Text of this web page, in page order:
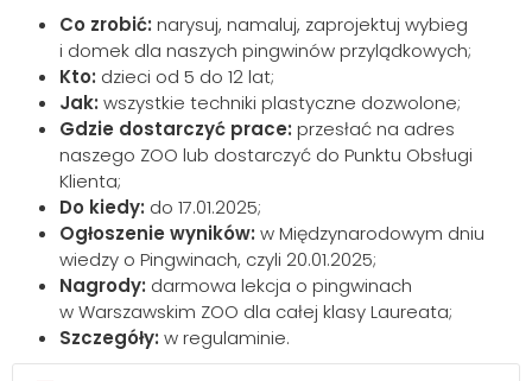
Co zrobić: narysuj, namaluj, zaprojektuj wybieg
i domek dla naszych pingwinów przylądkowych;
Kto: dzieci od 5 do 12 lat;
Jak: wszystkie techniki plastyczne dozwolone;
Gdzie dostarczyć prace: przesłać na adres
naszego ZOO lub dostarczyć do Punktu Obsługi
Klienta;
Do kiedy: do 17.01.2025;
Ogłoszenie wyników: w Międzynarodowym dniu
wiedzy o Pingwinach, czyli 20.01.2025;
Nagrody: darmowa lekcja o pingwinach
w Warszawskim ZOO dla całej klasy Laureata;
Szczegóły: w regulaminie.